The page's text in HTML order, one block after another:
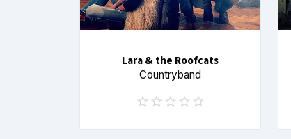
Lara & the Roofcats
Countryband